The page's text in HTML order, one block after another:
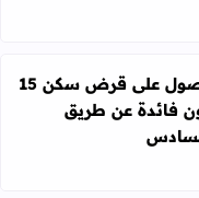
بدون فائدة عن طريق مؤسسة محمد السادس
شرح طريقة الحصول على قرض سكن 15
فائدة عن طريق